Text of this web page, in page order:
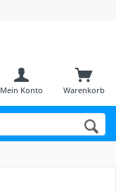
Warenkorb
Mein Konto